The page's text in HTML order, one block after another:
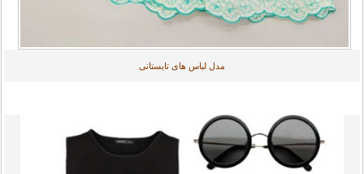
مدل لباس های تابستانی